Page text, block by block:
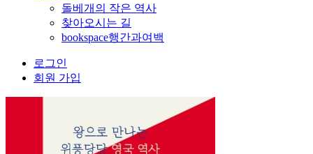
돌베개의 작은 역사
찾아오시는 길
bookspace행간과여백
로그인
회원 가입